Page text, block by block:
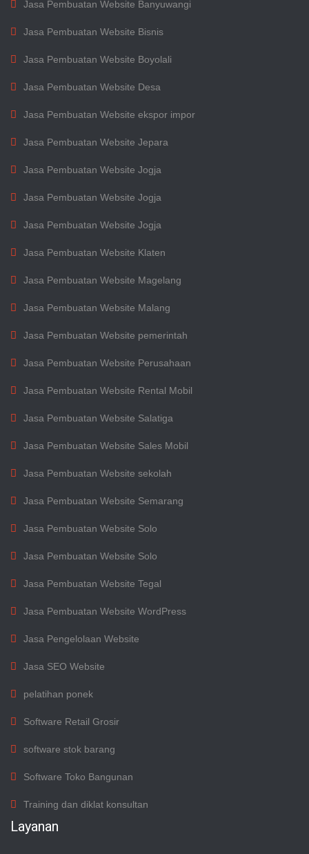
Jasa Pembuatan Website Banyuwangi
Jasa Pembuatan Website Bisnis
Jasa Pembuatan Website Boyolali
Jasa Pembuatan Website Desa
Jasa Pembuatan Website ekspor impor
Jasa Pembuatan Website Jepara
Jasa Pembuatan Website Jogja
Jasa Pembuatan Website Jogja
Jasa Pembuatan Website Jogja
Jasa Pembuatan Website Klaten
Jasa Pembuatan Website Magelang
Jasa Pembuatan Website Malang
Jasa Pembuatan Website pemerintah
Jasa Pembuatan Website Perusahaan
Jasa Pembuatan Website Rental Mobil
Jasa Pembuatan Website Salatiga
Jasa Pembuatan Website Sales Mobil
Jasa Pembuatan Website sekolah
Jasa Pembuatan Website Semarang
Jasa Pembuatan Website Solo
Jasa Pembuatan Website Solo
Jasa Pembuatan Website Tegal
Jasa Pembuatan Website WordPress
Jasa Pengelolaan Website
Jasa SEO Website
pelatihan ponek
Software Retail Grosir
software stok barang
Software Toko Bangunan
Training dan diklat konsultan
Layanan